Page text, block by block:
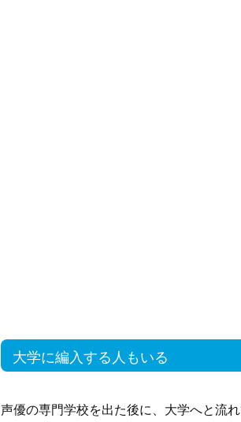
大学に編入する人もいる
声優の専門学校を出た後に、大学へと流